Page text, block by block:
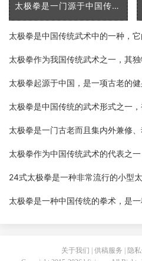
太极拳是一门源于中国传统文化的武术，已经广泛传播到了全世界各地。它不仅是一种给人们提供了自我防卫技能的技术，同时也提供了许多身体和心理上的优势。在这篇文章中，我将
关于我们 | 供稿服务 | 隐